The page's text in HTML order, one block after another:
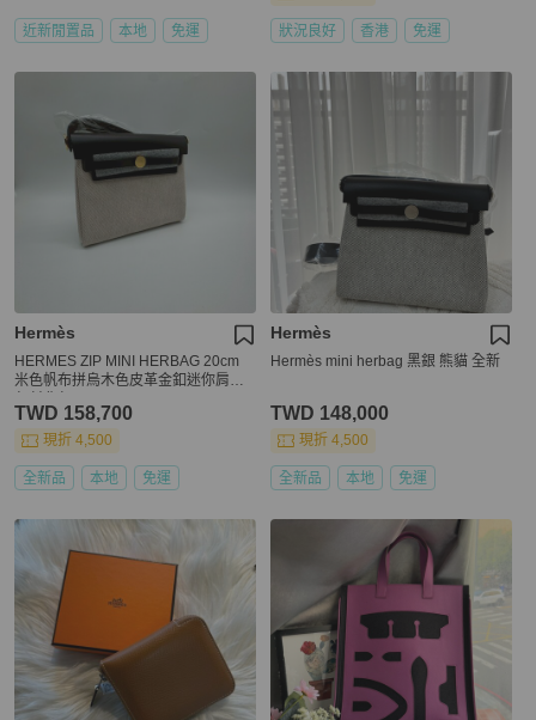
近新閒置品 本地 免運 狀況良好 香港 免運
Hermès
HERMES ZIP MINI HERBAG 20cm
米色帆布拼烏木色皮革金釦迷你肩背
TWD 158,700
現折 4,500
全新品 本地 免運
Hermès
Hermès mini herbag 黑銀 熊貓 全新
TWD 148,000
現折 4,500
全新品 本地 免運